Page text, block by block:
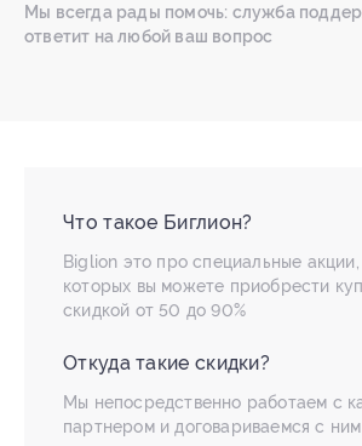
Мы всегда рады помочь: служба
ответит на любой ваш вопрос
Что такое Биглион?
Biglion это про специальные
которых вы можете приобрести
скидкой от 50 до 90%
Откуда такие скидки?
Мы непосредственно работаем с
партнером и договариваемся с